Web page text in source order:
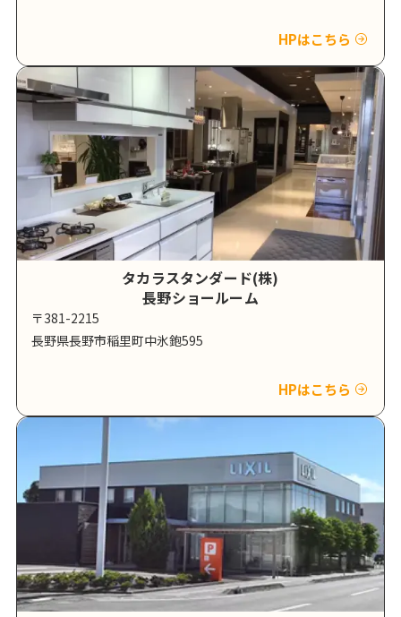
HPはこちら
タカラスタンダード(株)
長野ショールーム
〒381-2215
長野県長野市稲里町中氷鉋595
HPはこちら